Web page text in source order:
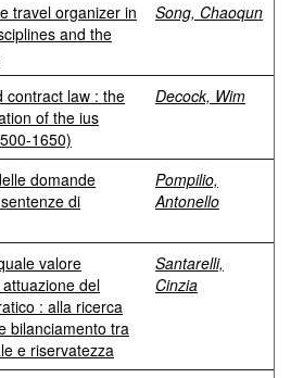
travel organizer in
and the
Song, Chaoqun
contract law : the
of the ius
1650)
Decock, Wim
domande
di
Pompilio,
Antonello
valore
del
: alla ricerca
bilanciamento tra
e riservatezza
Santarelli,
Cinzia